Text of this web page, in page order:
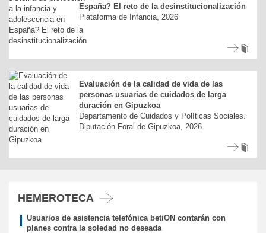
España? El reto de la desinstitucionalización
Plataforma de Infancia, 2026
Evaluación de la calidad de vida de las
personas usuarias de cuidados de larga
duración en Gipuzkoa
Departamento de Cuidados y Políticas Sociales.
Diputación Foral de Gipuzkoa, 2026
HEMEROTECA
Usuarios de asistencia telefónica betiON contarán con
planes contra la soledad no deseada